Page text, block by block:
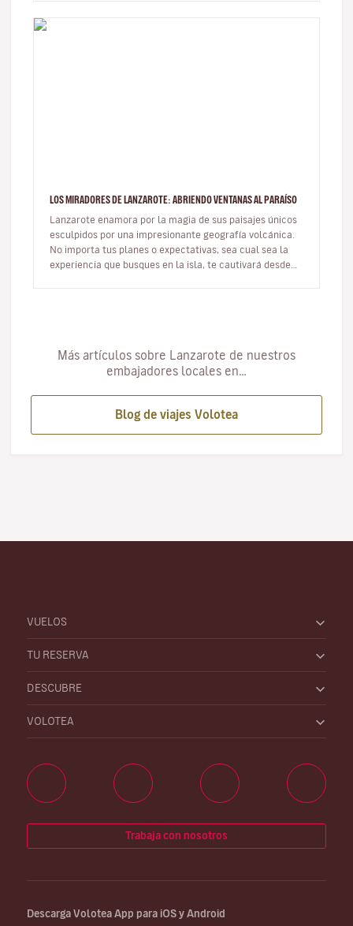
LOS MIRADORES DE LANZAROTE: ABRIENDO VENTANAS AL PARAÍSO
Lanzarote enamora por la magia de sus paisajes únicos
esculpidos por una impresionante geografía volcánica.
No importa tus planes o expectativas, sea cual sea la
experiencia que busques en la isla, te cautivará desde
Más artículos sobre Lanzarote de nuestros
embajadores locales en…
Blog de viajes Volotea
VUELOS
TU RESERVA
DESCUBRE
VOLOTEA
Trabaja con nosotros
Descarga Volotea App para iOS y Android